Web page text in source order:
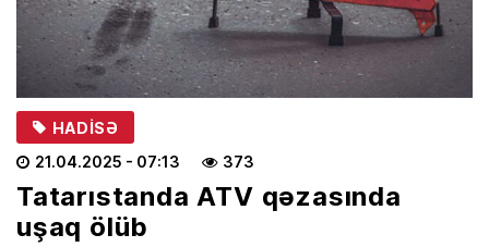
HADISƏ
21.04.2025 - 07:13 373
Tatarıstanda ATV qəzasında
uşaq ölüb